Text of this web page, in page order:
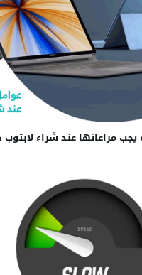
مراعاتها عند شراء لابتوب